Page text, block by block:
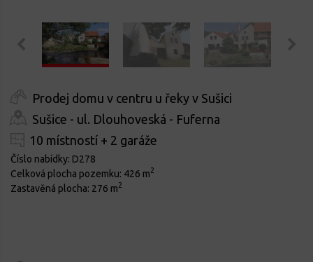
Prodej domu v centru u řeky v Sušici
Sušice - ul. Dlouhoveská - Fuferna
10 místností + 2 garáže
Číslo nabídky: D278
Celková plocha pozemku: 426 m2
Zastavěná plocha: 276 m2